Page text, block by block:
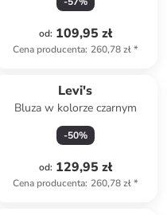
od: 109,95 zł
Cena producenta: 260,78 zł*
Levi's
Bluza w kolorze czarnym
-50%
od: 129,95 zł
Cena producenta: 260,78 zł*